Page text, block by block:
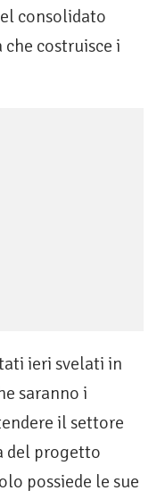
consolidato
costruisce i
ieri svelati in
saranno i
il settore
del progetto
possiede le sue